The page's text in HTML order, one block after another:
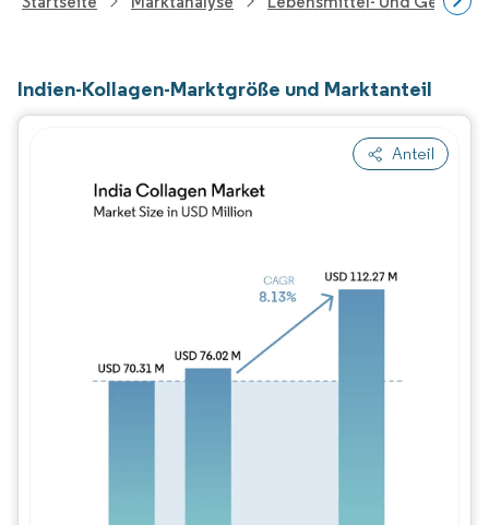
Indien-Kollagen-Marktgröße und Marktanteil
Anteil